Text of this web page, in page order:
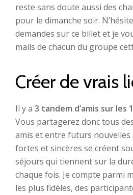
reste sans doute aussi des
pour le dimanche soir.
demandes sur ce billet et je
mails de chacun du groupe
Créer de vrais
Il y a 3 tandem d’amis sur les
Vous partagerez donc tous
amis et entre futurs nouvelles
fortes et sincères se créent
séjours qui tiennent sur la
chaque fois. Je compte parmi
les plus fidèles, des